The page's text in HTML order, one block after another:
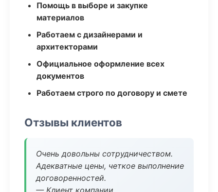
Помощь в выборе и закупке
материалов
Работаем с дизайнерами и
архитекторами
Официальное оформление всех
документов
Работаем строго по договору и смете
Отзывы клиентов
Очень довольны сотрудничеством.
Адекватные цены, четкое выполнение
договоренностей.
— Клиент компании